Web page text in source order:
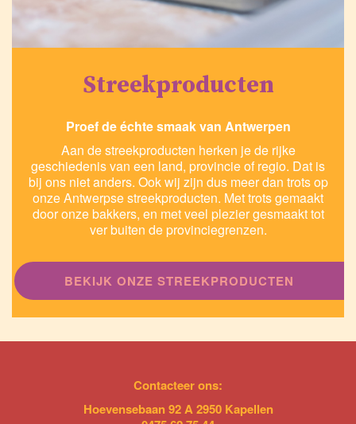
Streekproducten
Proef de échte smaak van Antwerpen
Aan de streekproducten herken je de rijke
geschiedenis van een land, provincie of regio. Dat is
bij ons niet anders. Ook wij zijn dus meer dan trots op
onze Antwerpse streekproducten. Met trots gemaakt
door onze bakkers, en met veel plezier gesmaakt tot
ver buiten de provinciegrenzen.
BEKIJK ONZE STREEKPRODUCTEN
Contacteer ons:
Hoevensebaan 92 A 2950 Kapellen